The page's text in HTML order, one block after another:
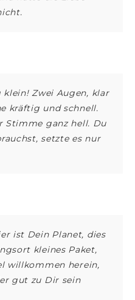
klein! Zwei Augen, klar
kräftig und schnell.
Stimme ganz hell. Du
setzte es nur
ist Dein Planet, dies
kleines Paket,
willkommen herein,
gut zu Dir sein